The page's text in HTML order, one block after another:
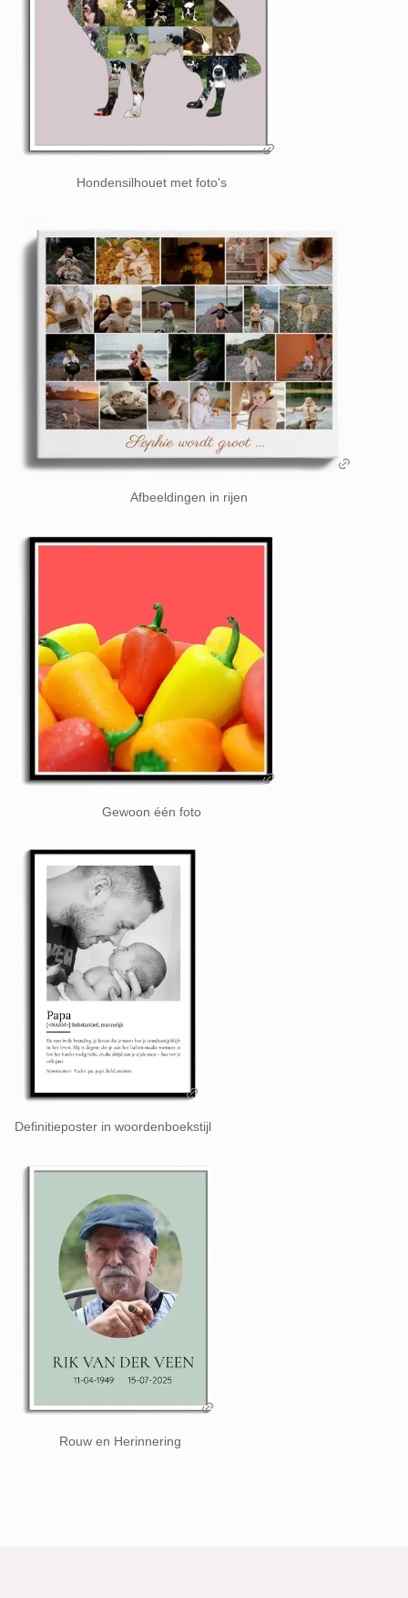
Hondensilhouet met foto's
Afbeeldingen in rijen
Gewoon één foto
Definitieposter in woordenboekstijl
Rouw en Herinnering